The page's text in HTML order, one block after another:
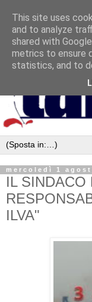
mercoledì 1
IL SINDACO
ILVA"
This site uses
and to analyze
shared with
metrics to ensure
statistics, and to